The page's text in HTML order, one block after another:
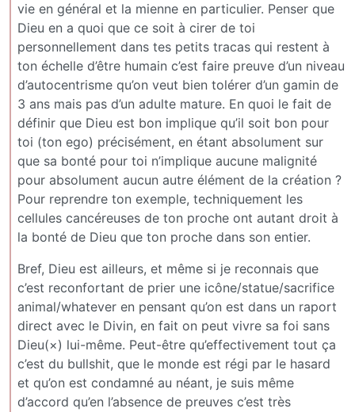
vie en général et la mienne en particulier. Penser que
Dieu en a quoi que ce soit à cirer de toi
personnellement dans tes petits tracas qui restent à
ton échelle d’être humain c’est faire preuve d’un niveau
d’autocentrisme qu’on veut bien tolérer d’un gamin de
3 ans mais pas d’un adulte mature. En quoi le fait de
définir que Dieu est bon implique qu’il soit bon pour
toi (ton ego) précisément, en étant absolument sur
que sa bonté pour toi n’implique aucune malignité
pour absolument aucun autre élément de la création ?
Pour reprendre ton exemple, techniquement les
cellules cancéreuses de ton proche ont autant droit à
la bonté de Dieu que ton proche dans son entier.
Bref, Dieu est ailleurs, et même si je reconnais que
c’est reconfortant de prier une icône/statue/sacrifice
animal/whatever en pensant qu’on est dans un raport
direct avec le Divin, en fait on peut vivre sa foi sans
Dieu(×) lui-même. Peut-être qu’effectivement tout ça
c’est du bullshit, que le monde est régi par le hasard
et qu’on est condamné au néant, je suis même
d’accord qu’en l’absence de preuves c’est très